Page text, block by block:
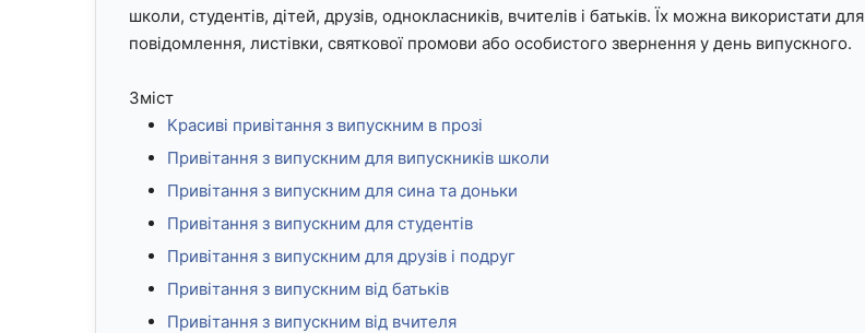
школи, студентів, дітей, друзів, однокласників, вчителів і батьків. Їх можна використати для
повідомлення, листівки, святкової промови або особистого звернення у день випускного.
Зміст
Красиві привітання з випускним в прозі
Привітання з випускним для випускників школи
Привітання з випускним для сина та доньки
Привітання з випускним для студентів
Привітання з випускним для друзів і подруг
Привітання з випускним від батьків
Привітання з випускним від вчителя